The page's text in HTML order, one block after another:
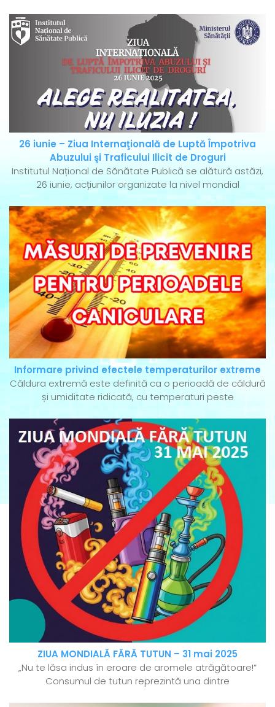
26 iunie – Ziua Internaţională de Luptă Împotriva
Abuzului şi Traficului Ilicit de Droguri
Institutul Național de Sănătate Publică se alătură astăzi,
26 iunie, acțiunilor organizate la nivel mondial
Informare privind efectele temperaturilor extreme
Căldura extremă este definită ca o perioadă de căldură
și umiditate ridicată, cu temperaturi peste
ZIUA MONDIALĂ FĂRĂ TUTUN – 31 mai 2025
„Nu te lăsa indus în eroare de aromele atrăgătoare!”
Consumul de tutun reprezintă una dintre